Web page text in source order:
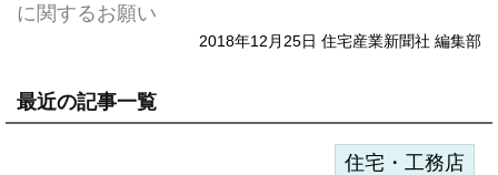
に関するお願い
2018年12月25日 住宅産業新聞社 編集部
最近の記事一覧
住宅・工務店